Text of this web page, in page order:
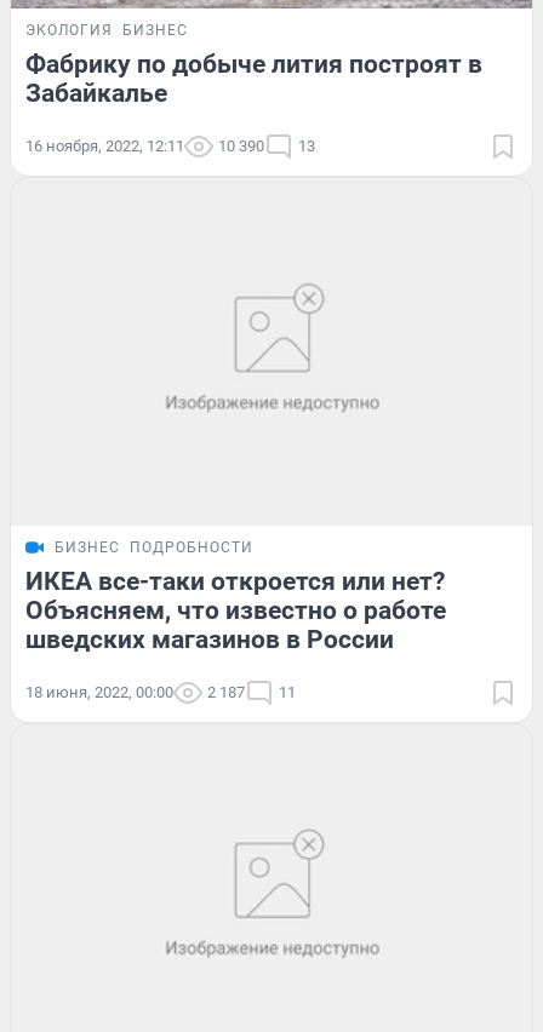
ЭКОЛОГИЯ БИЗНЕС
Фабрику по добыче лития построят в
Забайкалье
16 ноября, 2022, 12:11 10 390 13
БИЗНЕС ПОДРОБНОСТИ
ИКЕА все-таки откроется или нет?
Объясняем, что известно о работе
шведских магазинов в России
18 июня, 2022, 00:00 2 187 11